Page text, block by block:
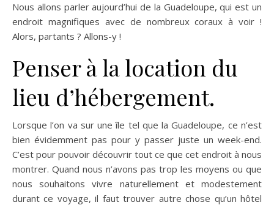
Nous allons parler aujourd’hui de la Guadeloupe, qui est un
endroit magnifiques avec de nombreux coraux à voir !
Alors, partants ? Allons-y !
Penser à la location du
lieu d’hébergement.
Lorsque l’on va sur une île tel que la Guadeloupe, ce n’est
bien évidemment pas pour y passer juste un week-end.
C’est pour pouvoir découvrir tout ce que cet endroit à nous
montrer. Quand nous n’avons pas trop les moyens ou que
nous souhaitons vivre naturellement et modestement
durant ce voyage, il faut trouver autre chose qu’un hôtel